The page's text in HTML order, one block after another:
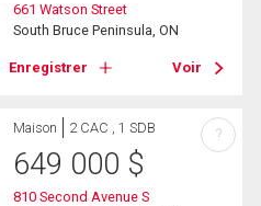
661 Watson Street
South Bruce Peninsula, ON
Enregistrer Voir
Maison 2 CAC , 1 SDB
649 000 $
810 Second Avenue S
?